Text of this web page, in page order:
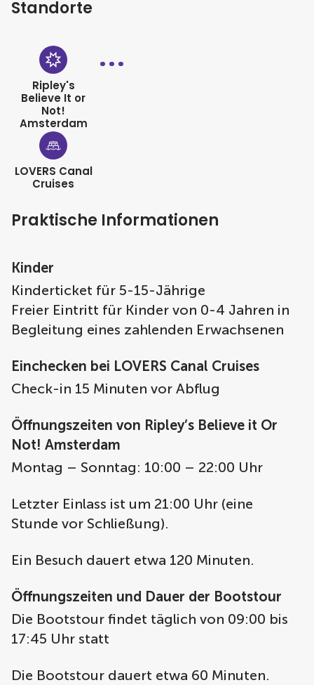
Standorte
Ripley's
Believe It or
Not!
Amsterdam
LOVERS Canal
Cruises
Praktische Informationen
Kinder
Kinderticket für 5-15-Jährige
Freier Eintritt für Kinder von 0-4 Jahren in
Begleitung eines zahlenden Erwachsenen
Einchecken bei LOVERS Canal Cruises
Check-in 15 Minuten vor Abflug
Öffnungszeiten von Ripley’s Believe it Or
Not! Amsterdam
Montag – Sonntag: 10:00 – 22:00 Uhr
Letzter Einlass ist um 21:00 Uhr (eine
Stunde vor Schließung).
Ein Besuch dauert etwa 120 Minuten.
Öffnungszeiten und Dauer der Bootstour
Die Bootstour findet täglich von 09:00 bis
17:45 Uhr statt
Die Bootstour dauert etwa 60 Minuten.